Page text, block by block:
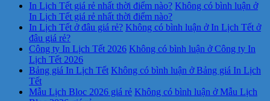
In Lịch Tết giá rẻ nhất thời điểm nào? Không có bình luận ở
In Lịch Tết giá rẻ nhất thời điểm nào?
In Lịch Tết ở đâu giá rẻ? Không có bình luận ở In Lịch Tết ở
đâu giá rẻ?
Công ty In Lịch Tết 2026 Không có bình luận ở Công ty In
Lịch Tết 2026
Bảng giá In Lịch Tết Không có bình luận ở Bảng giá In Lịch
Tết
Mẫu Lịch Bloc 2026 giá rẻ Không có bình luận ở Mẫu Lịch